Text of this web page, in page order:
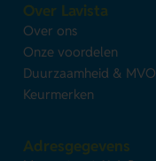
Over Lavista
Over ons
Onze voordelen
Duurzaamheid & MVO
Keurmerken
Adresgegevens